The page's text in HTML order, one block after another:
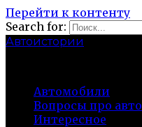
Перейти к контенту
Search for:
Автоистории
Автомобили
Вопросы про авто
Интересное